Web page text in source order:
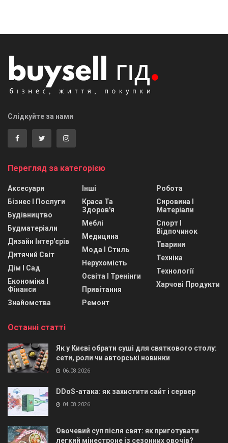
Слідкуйте за нами
Перегляд за категорією
Аксесуари
Бізнес І Послуги
Будівництво
Будматеріали
Дизайн Інтер'єрів
Дитячий Світ
Дім І Сад
Економіка І
Фінанси
Знайомства
Інші
Краса Та
Здоров'я
Меблі
Медицина
Мода І Стиль
Нерухомість
Освіта І Тренінги
Привітання
Ремонт
Робота
Сировина І
Матеріали
Спорт І
Відпочинок
Тварини
Техніка
Технології
Харчові Продукти
Останні статті
Як у Києві обрати суші для святкового столу:
сети, роли чи авторські новинки
06.08.2026
DDoS-атака: як захистити сайт і сервер
04.08.2026
Овочевий суп після свят: як приготувати
легкий мінестроне із сезонних овочів?